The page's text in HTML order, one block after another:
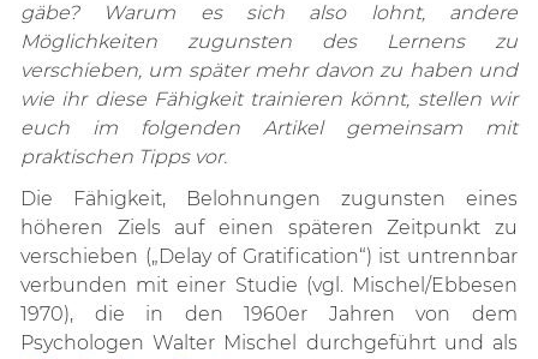
gäbe? Warum es sich also lohnt, andere
Möglichkeiten zugunsten des Lernens zu
verschieben, um später mehr davon zu haben und
wie ihr diese Fähigkeit trainieren könnt, stellen wir
euch im folgenden Artikel gemeinsam mit
praktischen Tipps vor.
Die Fähigkeit, Belohnungen zugunsten eines
höheren Ziels auf einen späteren Zeitpunkt zu
verschieben („Delay of Gratification“) ist untrennbar
verbunden mit einer Studie (vgl. Mischel/Ebbesen
1970), die in den 1960er Jahren von dem
Psychologen Walter Mischel durchgeführt und als